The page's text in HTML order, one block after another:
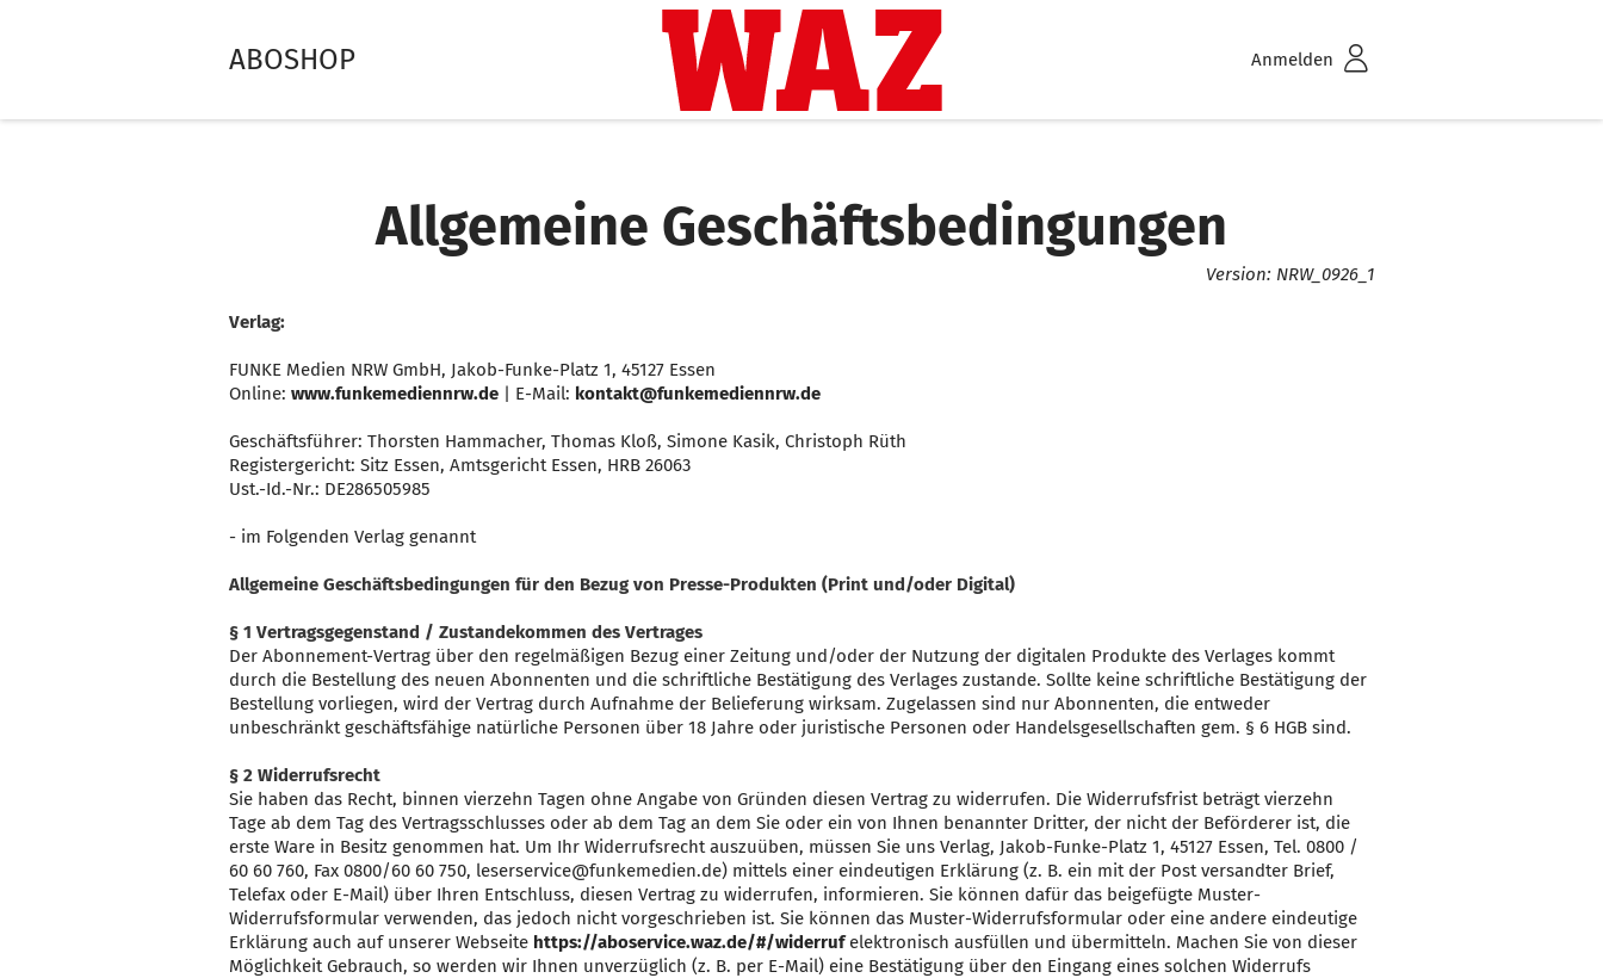
ABOSHOP Anmelden
Allgemeine Geschäftsbedingungen
Version: NRW_0926_1
Verlag:
FUNKE Medien NRW GmbH, Jakob-Funke-Platz 1, 45127 Essen
Online: www.funkemediennrw.de | E-Mail: kontakt@funkemediennrw.de
Geschäftsführer: Thorsten Hammacher, Thomas Kloß, Simone Kasik, Christoph Rüth
Registergericht: Sitz Essen, Amtsgericht Essen, HRB 26063
Ust.-Id.-Nr.: DE286505985
- im Folgenden Verlag genannt
Allgemeine Geschäftsbedingungen für den Bezug von Presse-Produkten (Print und/oder Digital)
§ 1 Vertragsgegenstand / Zustandekommen des Vertrages
Der Abonnement-Vertrag über den regelmäßigen Bezug einer Zeitung und/oder der Nutzung der digitalen Produkte des Verlages kommt
durch die Bestellung des neuen Abonnenten und die schriftliche Bestätigung des Verlages zustande. Sollte keine schriftliche Bestätigung der
Bestellung vorliegen, wird der Vertrag durch Aufnahme der Belieferung wirksam. Zugelassen sind nur Abonnenten, die entweder
unbeschränkt geschäftsfähige natürliche Personen über 18 Jahre oder juristische Personen oder Handelsgesellschaften gem. § 6 HGB sind.
§ 2 Widerrufsrecht
Sie haben das Recht, binnen vierzehn Tagen ohne Angabe von Gründen diesen Vertrag zu widerrufen. Die Widerrufsfrist beträgt vierzehn
Tage ab dem Tag des Vertragsschlusses oder ab dem Tag an dem Sie oder ein von Ihnen benannter Dritter, der nicht der Beförderer ist, die
erste Ware in Besitz genommen hat. Um Ihr Widerrufsrecht auszuüben, müssen Sie uns Verlag, Jakob-Funke-Platz 1, 45127 Essen, Tel. 0800 /
60 60 760, Fax 0800/60 60 750, leserservice@funkemedien.de) mittels einer eindeutigen Erklärung (z. B. ein mit der Post versandter Brief,
Telefax oder E-Mail) über Ihren Entschluss, diesen Vertrag zu widerrufen, informieren. Sie können dafür das beigefügte Muster-
Widerrufsformular verwenden, das jedoch nicht vorgeschrieben ist. Sie können das Muster-Widerrufsformular oder eine andere eindeutige
Erklärung auch auf unserer Webseite https://aboservice.waz.de/#/widerrufelektronisch ausfüllen und übermitteln. Machen Sie von dieser
Möglichkeit Gebrauch, so werden wir Ihnen unverzüglich (z. B. per E-Mail) eine Bestätigung über den Eingang eines solchen Widerrufs